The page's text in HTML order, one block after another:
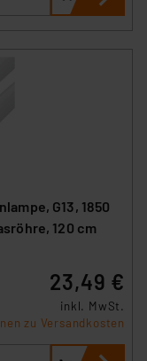
G13, 1850
120 cm
23,49 €
inkl. MwSt.
zu Versandkosten